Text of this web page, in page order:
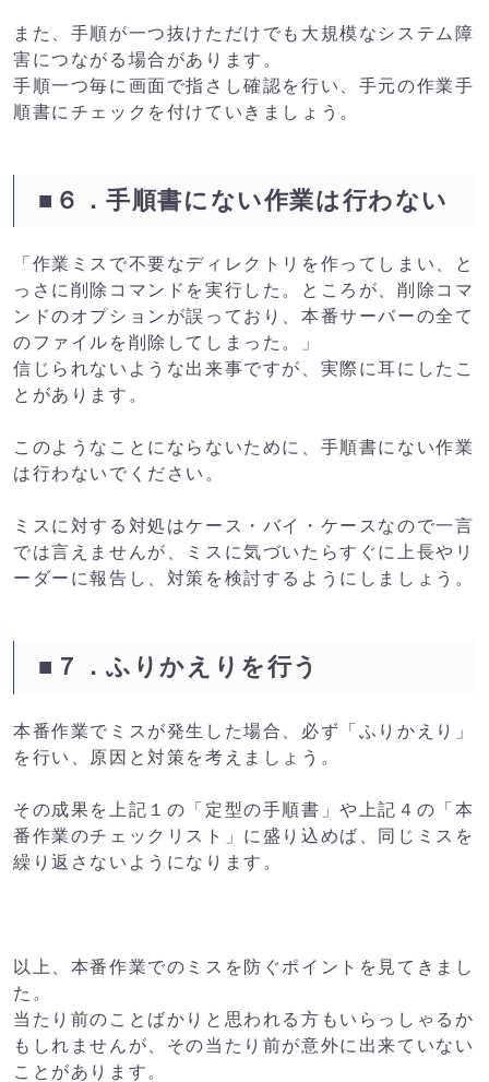
また、手順が一つ抜けただけでも大規模なシステム障
害につながる場合があります。
手順一つ毎に画面で指さし確認を行い、手元の作業手
順書にチェックを付けていきましょう。
■６．手順書にない作業は行わない
「作業ミスで不要なディレクトリを作ってしまい、と
っさに削除コマンドを実行した。ところが、削除コマ
ンドのオプションが誤っており、本番サーバーの全て
のファイルを削除してしまった。」
信じられないような出来事ですが、実際に耳にしたこ
とがあります。
このようなことにならないために、手順書にない作業
は行わないでください。
ミスに対する対処はケース・バイ・ケースなので一言
では言えませんが、ミスに気づいたらすぐに上長やリ
ーダーに報告し、対策を検討するようにしましょう。
■７．ふりかえりを行う
本番作業でミスが発生した場合、必ず「ふりかえり」
を行い、原因と対策を考えましょう。
その成果を上記１の「定型の手順書」や上記４の「本
番作業のチェックリスト」に盛り込めば、同じミスを
繰り返さないようになります。
以上、本番作業でのミスを防ぐポイントを見てきまし
た。
当たり前のことばかりと思われる方もいらっしゃるか
もしれませんが、その当たり前が意外に出来ていない
ことがあります。